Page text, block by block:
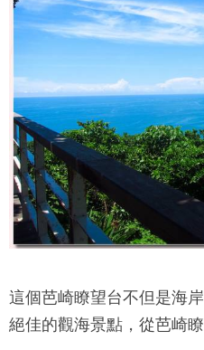
這個芭崎瞭望台不但是海
絕佳的觀海景點，從芭崎